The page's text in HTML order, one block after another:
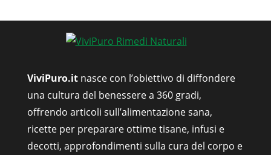
ViviPuro.it nasce con l’obiettivo di diffondere
una cultura del benessere a 360 gradi,
offrendo articoli sull’alimentazione sana,
ricette per preparare ottime tisane, infusi e
decotti, approfondimenti sulla cura del corpo e